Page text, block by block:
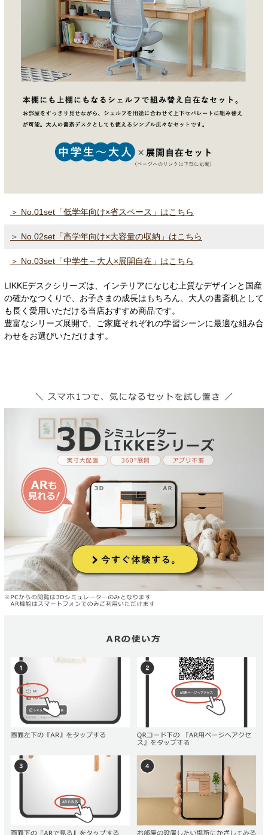
＞ No.01set「低学年向け×省スペース」はこちら
＞ No.02set「高学年向け×大容量の収納」はこちら
＞ No.03set「中学生～大人×展開自在」はこちら
LIKKEデスクシリーズは、インテリアになじむ上質なデザインと国産
の確かなつくりで、お子さまの成長はもちろん、大人の書斎机として
も長く愛用いただける当店おすすめ商品です。
豊富なシリーズ展開で、ご家庭それぞれの学習シーンに最適な組み合
わせをお選びいただけます。